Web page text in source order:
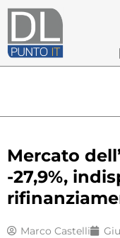
Mercato
-27,9%,
Marco Castelli